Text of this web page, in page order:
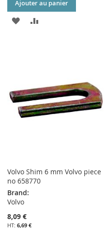
Ajouter au panier
AJOUTER
D’ENVIE
Volvo Shim 6 mm Volvo piece
no 658770
Brand:
Volvo
8,09 €
6,69 €